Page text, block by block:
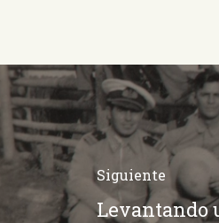
Siguiente
Levantando